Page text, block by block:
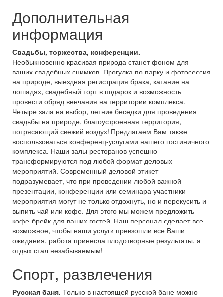
Дополнительная
информация
Свадьбы, торжества, конференции.
Необыкновенно красивая природа станет фоном для
ваших свадебных снимков. Прогулка по парку и фотосессия
на природе, выездная регистрация брака, катание на
лошадях, свадебный торт в подарок и возможность
провести обряд венчания на территории комплекса.
Четыре зала на выбор, летние беседки для проведения
свадьбы на природе, благоустроенная территория,
потрясающий свежий воздух! Предлагаем Вам также
воспользоваться конференц-услугами нашего гостиничного
комплекса. Наши залы ресторанов успешно
трансформируются под любой формат деловых
мероприятий. Современный деловой этикет
подразумевает, что при проведении любой важной
презентации, конференции или семинара участники
мероприятия могут не только отдохнуть, но и перекусить и
выпить чай или кофе. Для этого мы можем предложить
кофе-брейк для ваших гостей. Наш персонал сделает все
возможное, чтобы наши услуги превзошли все Ваши
ожидания, работа принесла плодотворные результаты, а
отдых стал незабываемым!
Спорт, развлечения
Русская баня. Только в настоящей русской бане можно